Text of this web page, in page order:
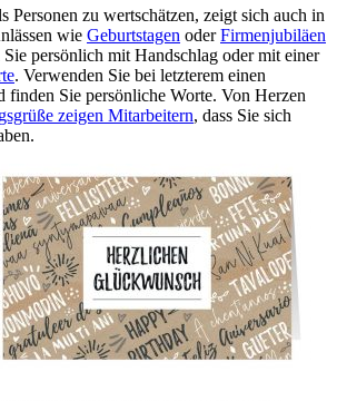
Personen zu wertschätzen, zeigt sich auch in
wie Geburtstagen oderFirmenjubiläen
persönlich mit Handschlag oder mit einer
. Verwenden Sie bei letzterem einen
finden Sie persönliche Worte. Von Herzen
zeigen Mitarbeitern, dass Sie sich